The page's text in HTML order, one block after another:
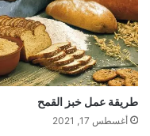
طريقة عمل خبز القمح
أغسطس 17, 2021